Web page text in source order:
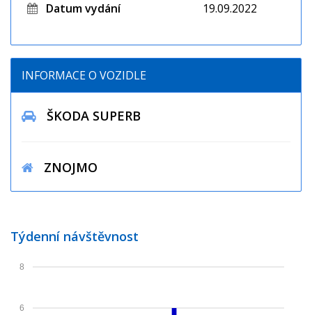
Datum vydání
19.09.2022
INFORMACE O VOZIDLE
ŠKODA SUPERB
ZNOJMO
Týdenní návštěvnost
6
8